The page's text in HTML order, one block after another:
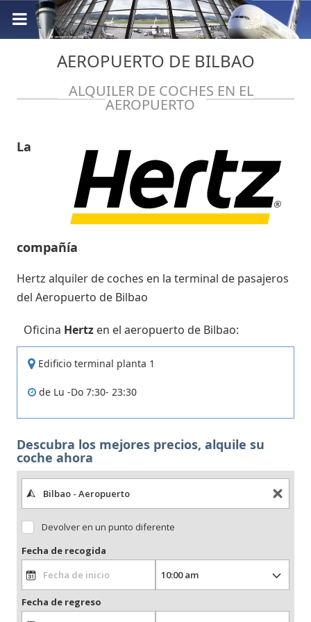
AEROPUERTO DE BILBAO
ALQUILER DE COCHES EN EL
AEROPUERTO
La
compañía
Hertz alquiler de coches en la terminal de pasajeros
del Aeropuerto de Bilbao
Oficina Hertz en el aeropuerto de Bilbao:
Edificio terminal planta 1
de Lu -Do 7:30- 23:30
Descubra los mejores precios, alquile su
coche ahora
Devolver en un punto diferente
Fecha de recogida
Fecha de regreso